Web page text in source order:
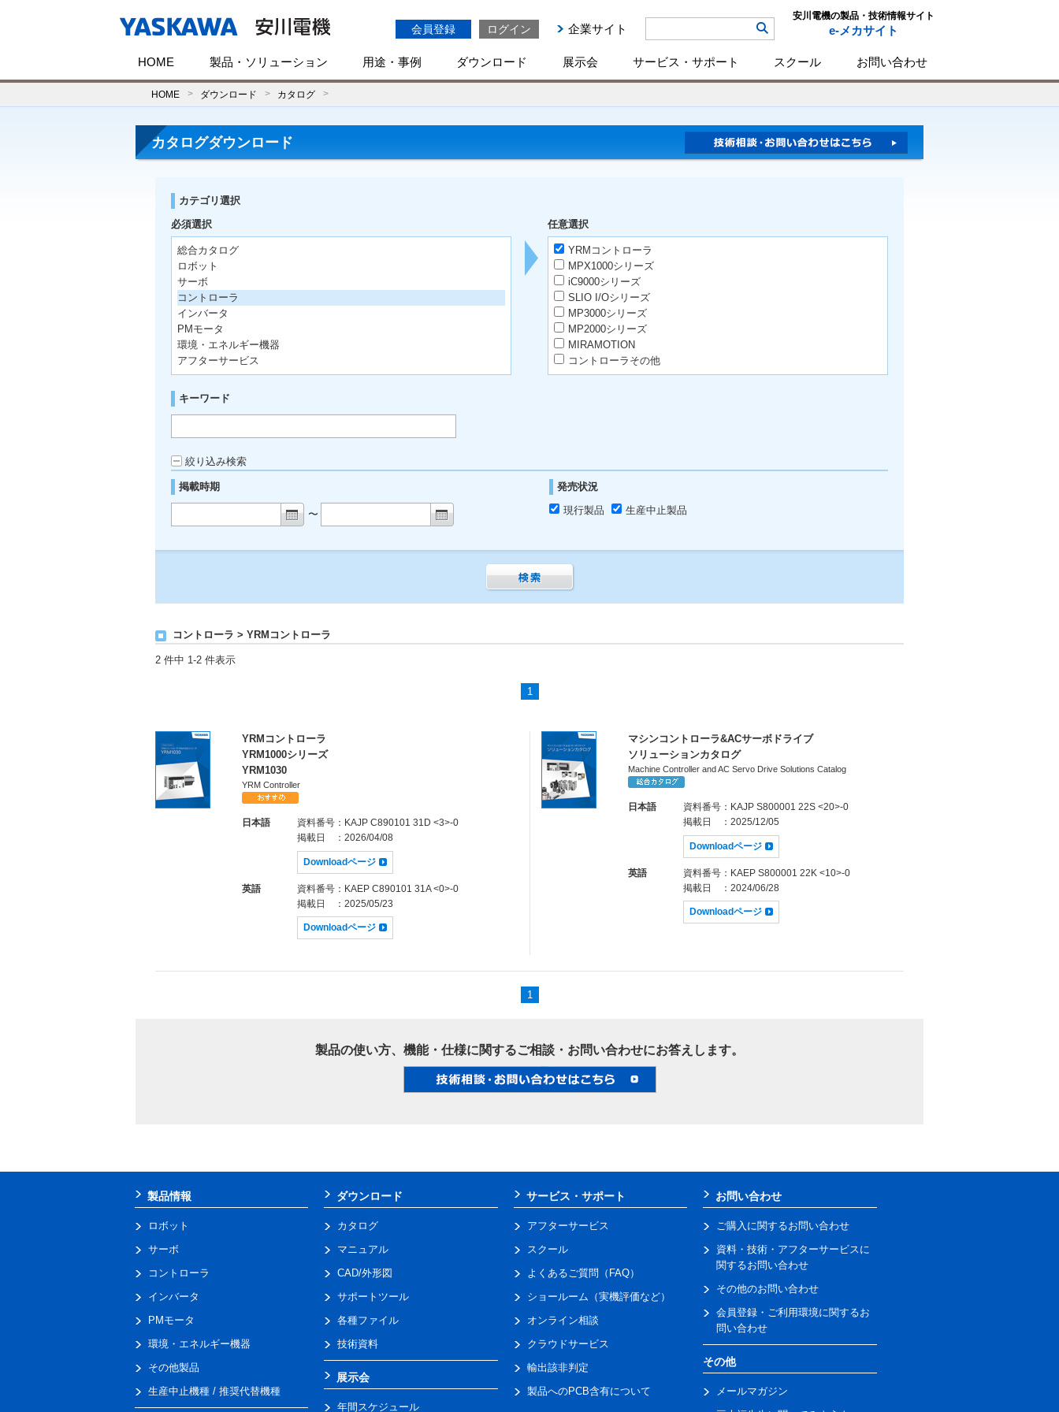
会員登録 ログイン 企業サイト
安川電機の製品・技術情報サイト
e-メカサイト
HOME 製品・ソリューション 用途・事例 ダウンロード 展示会 サービス・サポート スクール お問い合わせ
HOME ダウンロード カタログ
カタログダウンロード
カテゴリ選択
必須選択
総合カタログ
ロボット
サーボ
コントローラ
インバータ
PMモータ
環境・エネルギー機器
アフターサービス
任意選択
YRMコントローラ
MPX1000シリーズ
iC9000シリーズ
SLIO I/Oシリーズ
MP3000シリーズ
MP2000シリーズ
MIRAMOTION
コントローラその他
キーワード
絞り込み検索
掲載時期
〜
発売状況
現行製品
生産中止製品
コントローラ > YRMコントローラ
2 件中 1-2 件表示
1
YRMコントローラ
YRM1000シリーズ
YRM1030
YRM Controller
日本語 資料番号 ：KAJP C890101 31D <3>-0
掲載日
：2026/04/08
Downloadページ
英語 資料番号 ：KAEP C890101 31A <0>-0
掲載日
：2025/05/23
Downloadページ
マシンコントローラ&ACサーボドライブ
ソリューションカタログ
Machine Controller and AC Servo Drive Solutions Catalog
日本語 資料番号 ：KAJP S800001 22S <20>-0
掲載日
：2025/12/05
Downloadページ
英語 資料番号 ：KAEP S800001 22K <10>-0
掲載日
：2024/06/28
Downloadページ
1
製品の使い方、機能・仕様に関するご相談・お問い合わせにお答えします。
製品情報
ロボット
サーボ
コントローラ
インバータ
PMモータ
環境・エネルギー機器
その他製品
生産中止機種 / 推奨代替機種
ダウンロード
カタログ
マニュアル
CAD/外形図
サポートツール
各種ファイル
技術資料
展示会
年間スケジュール
サービス・サポート
アフターサービス
スクール
よくあるご質問（FAQ）
ショールーム（実機評価など）
オンライン相談
クラウドサービス
輸出該非判定
製品へのPCB含有について
お問い合わせ
ご購入に関するお問い合わせ
資料・技術・アフターサービスに
関するお問い合わせ
その他のお問い合わせ
会員登録・ご利用環境に関するお
問い合わせ
その他
メールマガジン